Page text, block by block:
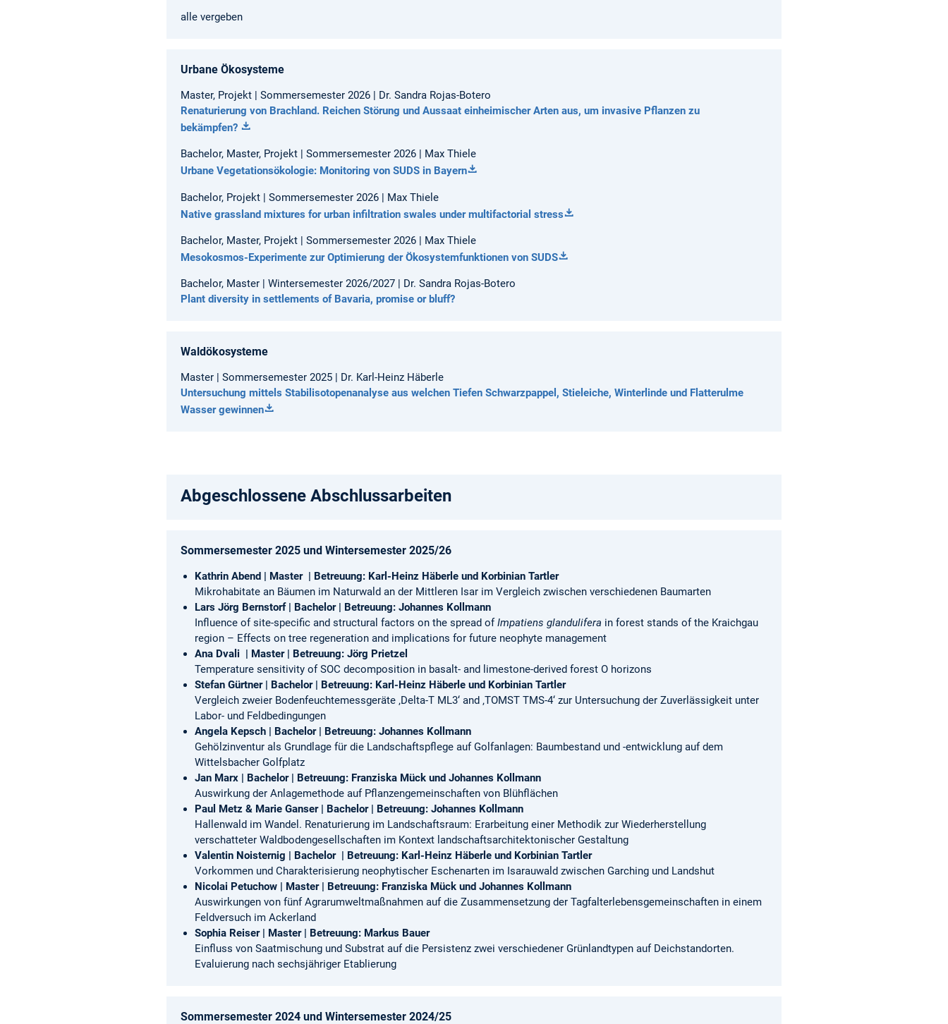
alle vergeben
Urbane Ökosysteme
Master, Projekt | Sommersemester 2026 | Dr. Sandra Rojas-Botero
Renaturierung von Brachland. Reichen Störung und Aussaat einheimischer Arten aus, um invasive Pflanzen zu
bekämpfen?
Bachelor, Master, Projekt | Sommersemester 2026 | Max Thiele
Urbane Vegetationsökologie: Monitoring von SUDS in Bayern
Bachelor, Projekt | Sommersemester 2026 | Max Thiele
Native grassland mixtures for urban infiltration swales under multifactorial stress
Bachelor, Master, Projekt | Sommersemester 2026 | Max Thiele
Mesokosmos-Experimente zur Optimierung der Ökosystemfunktionen von SUDS
Bachelor, Master | Wintersemester 2026/2027 | Dr. Sandra Rojas-Botero
Plant diversity in settlements of Bavaria, promise or bluff?
Waldökosysteme
Master | Sommersemester 2025 | Dr. Karl-Heinz Häberle
Untersuchung mittels Stabilisotopenanalyse aus welchen Tiefen Schwarzpappel, Stieleiche, Winterlinde und Flatterulme
Wasser gewinnen
Abgeschlossene Abschlussarbeiten
Sommersemester 2025 und Wintersemester 2025/26
Kathrin Abend | Master | Betreuung: Karl-Heinz Häberle und Korbinian Tartler
Mikrohabitate an Bäumen im Naturwald an der Mittleren Isar im Vergleich zwischen verschiedenen Baumarten
Lars Jörg Bernstorf | Bachelor | Betreuung: Johannes Kollmann
Influence of site-specific and structural factors on the spread ofImpatiens glandulifera in forest stands of the Kraichgau
region – Effects on tree regeneration and implications for future neophyte management
Ana Dvali | Master | Betreuung: Jörg Prietzel
Temperature sensitivity of SOC decomposition in basalt- and limestone-derived forest O horizons
Stefan Gürtner | Bachelor | Betreuung: Karl-Heinz Häberle und Korbinian Tartler
Vergleich zweier Bodenfeuchtemessgeräte ‚Delta-T ML3‘ and ‚TOMST TMS-4‘ zur Untersuchung der Zuverlässigkeit unter
Labor- und Feldbedingungen
Angela Kepsch | Bachelor | Betreuung: Johannes Kollmann
Gehölzinventur als Grundlage für die Landschaftspflege auf Golfanlagen: Baumbestand und -entwicklung auf dem
Wittelsbacher Golfplatz
Jan Marx | Bachelor | Betreuung: Franziska Mück und Johannes Kollmann
Auswirkung der Anlagemethode auf Pflanzengemeinschaften von Blühflächen
Paul Metz & Marie Ganser | Bachelor | Betreuung: Johannes Kollmann
Hallenwald im Wandel. Renaturierung im Landschaftsraum: Erarbeitung einer Methodik zur Wiederherstellung
verschatteter Waldbodengesellschaften im Kontext landschaftsarchitektonischer Gestaltung
Valentin Noisternig | Bachelor | Betreuung: Karl-Heinz Häberle und Korbinian Tartler
Vorkommen und Charakterisierung neophytischer Eschenarten im Isarauwald zwischen Garching und Landshut
Nicolai Petuchow | Master | Betreuung: Franziska Mück und Johannes Kollmann
Auswirkungen von fünf Agrarumweltmaßnahmen auf die Zusammensetzung der Tagfalterlebensgemeinschaften in einem
Feldversuch im Ackerland
Sophia Reiser | Master | Betreuung: Markus Bauer
Einfluss von Saatmischung und Substrat auf die Persistenz zwei verschiedener Grünlandtypen auf Deichstandorten.
Evaluierung nach sechsjähriger Etablierung
Sommersemester 2024 und Wintersemester 2024/25